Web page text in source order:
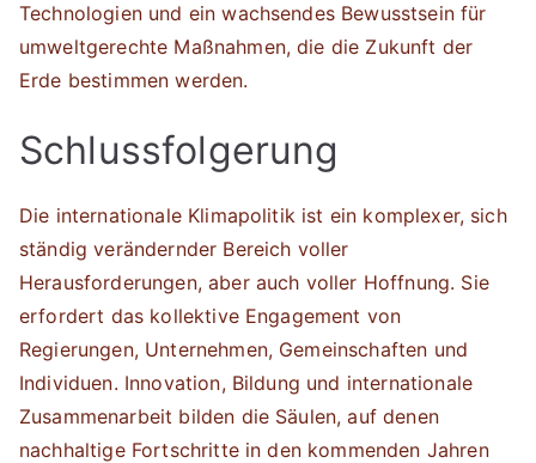
Technologien und ein wachsendes Bewusstsein für
umweltgerechte Maßnahmen, die die Zukunft der
Erde bestimmen werden.
Schlussfolgerung
Die internationale Klimapolitik ist ein komplexer, sich
ständig verändernder Bereich voller
Herausforderungen, aber auch voller Hoffnung. Sie
erfordert das kollektive Engagement von
Regierungen, Unternehmen, Gemeinschaften und
Individuen. Innovation, Bildung und internationale
Zusammenarbeit bilden die Säulen, auf denen
nachhaltige Fortschritte in den kommenden Jahren